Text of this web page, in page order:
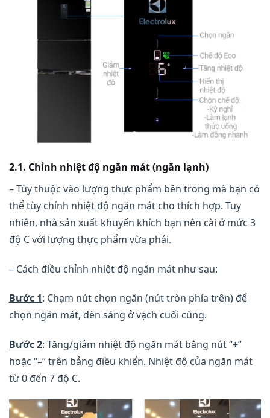
2.1. Chỉnh nhiệt độ ngăn mát (ngăn lạnh)
– Tùy thuộc vào lượng thực phẩm bên trong mà bạn có
thể tùy chỉnh nhiệt độ ngăn mát cho thích hợp. Tuy
nhiên, nhà sản xuất khuyến khích bạn nên cài ở mức 3
độ C với lượng thực phẩm vừa phải.
– Cách điều chỉnh nhiệt độ ngăn mát như sau:
Bước 1: Chạm nút chọn ngăn (nút tròn phía trên) để
chọn ngăn mát, đèn sáng ở vạch cuối cùng.
Bước 2: Tăng/giảm nhiệt độ ngăn mát bằng nút “+”
hoặc “–“ trên bảng điều khiển. Nhiệt độ của ngăn mát
từ 0 đến 7 độ C.